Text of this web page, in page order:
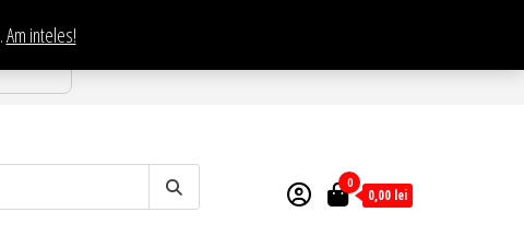
.Am inteles!
0
0,00 lei